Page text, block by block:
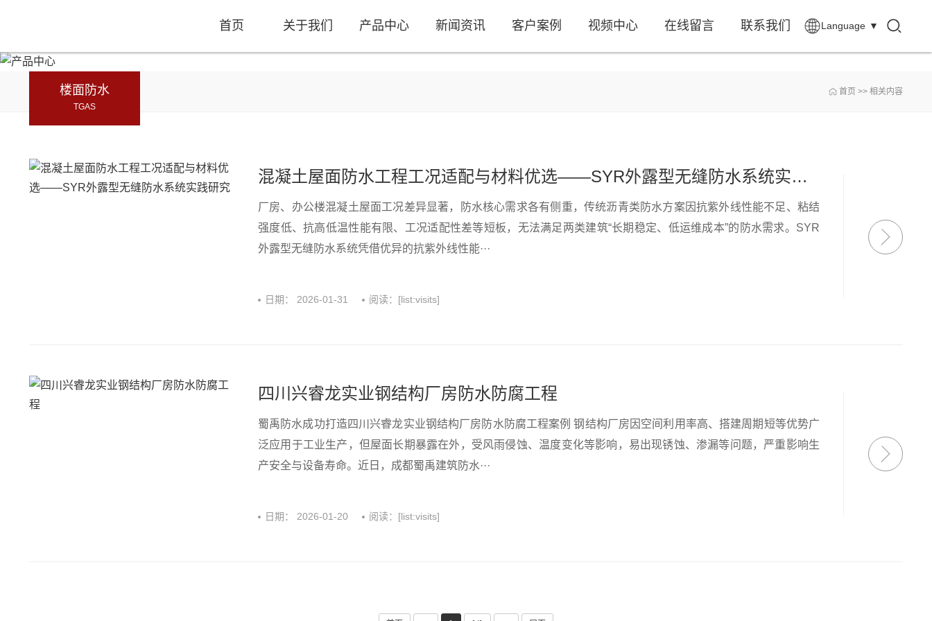
Language ▼
首页 关于我们 产品中心 新闻资讯 客户案例 视频中心 在线留言 联系我们
首页 >> 相关内容
楼面防水
TGAS
混凝土屋面防水工程工况适配与材料优选——SYR外露型无缝防水系统实践研究
厂房、办公楼混凝土屋面工况差异显著，防水核心需求各有侧重，传统沥青类防水方案因抗紫外线性能不足、粘结
强度低、抗高低温性能有限、工况适配性差等短板，无法满足两类建筑“长期稳定、低运维成本”的防水需求。SYR
外露型无缝防水系统凭借优异的抗紫外线性能···
日期： 2026-01-31 阅读：[list:visits]
四川兴睿龙实业钢结构厂房防水防腐工程
蜀禹防水成功打造四川兴睿龙实业钢结构厂房防水防腐工程案例 钢结构厂房因空间利用率高、搭建周期短等优势广
泛应用于工业生产，但屋面长期暴露在外，受风雨侵蚀、温度变化等影响，易出现锈蚀、渗漏等问题，严重影响生
产安全与设备寿命。近日，成都蜀禹建筑防水···
日期： 2026-01-20 阅读：[list:visits]